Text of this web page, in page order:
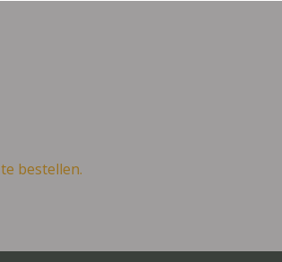
bestellen.